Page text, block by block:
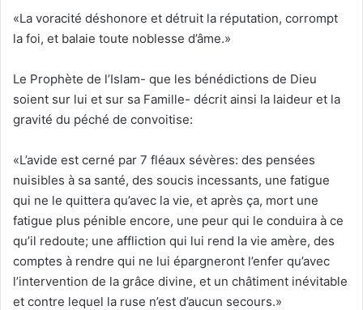
«La voracité déshonore et détruit la réputation, corrompt
la foi, et balaie toute noblesse d’âme.»
Le Prophète de l’Islam- que les bénédictions de Dieu
soient sur lui et sur sa Famille- décrit ainsi la laideur et la
gravité du péché de convoitise:
«L’avide est cerné par 7 fléaux sévères: des pensées
nuisibles à sa santé, des soucis incessants, une fatigue
qui ne le quittera qu’avec la vie, et après ça, mort une
fatigue plus pénible encore, une peur qui le conduira à ce
qu’il redoute; une affliction qui lui rend la vie amère, des
comptes à rendre qui ne lui épargneront l’enfer qu’avec
l’intervention de la grâce divine, et un châtiment inévitable
et contre lequel la ruse n’est d’aucun secours.»